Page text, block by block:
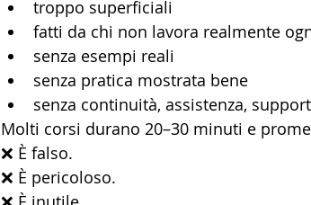
troppo superficiali
fatti da chi non lavora realmente
senza esempi reali
senza pratica mostrata bene
senza continuità, assistenza,
Molti corsi durano 20–30 minuti e
❌ È falso.
❌ È pericoloso.